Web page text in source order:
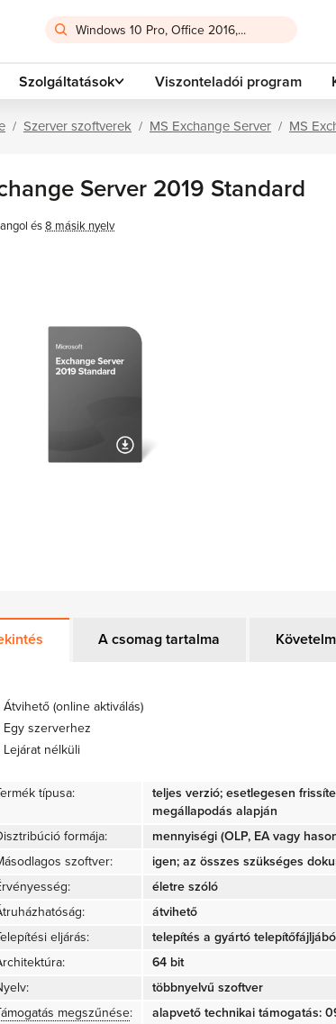
Szolgáltatások Viszonteladói program
Szerver szoftverek MS Exchange Server MS
Server 2019 Standard
angol és8 másik nyelv
A csomag tartalma
Átvihető (online aktiválás)
Egy szerverhez
Lejárat nélküli
típusa:
teljes verzió; esetlegesen
megállapodás alapján
formája:
mennyiségi (OLP, EA vagy
szoftver:
igen; az összes szükséges
életre szóló
átvihető
eljárás:
telepítés a gyártó
64 bit
többnyelvű szoftver
megszűnése: alapvető technikai támogatás: